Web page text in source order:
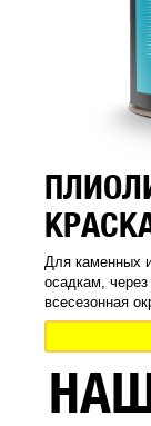
Для каменных
осадкам,
всесезонная